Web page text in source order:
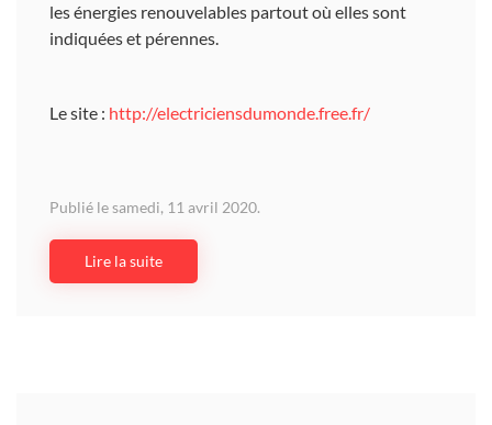
les énergies renouvelables partout où elles sont
indiquées et pérennes.
Le site : http://electriciensdumonde.free.fr/
Publié le samedi, 11 avril 2020.
Lire la suite